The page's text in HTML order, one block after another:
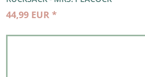
44,99 EUR *